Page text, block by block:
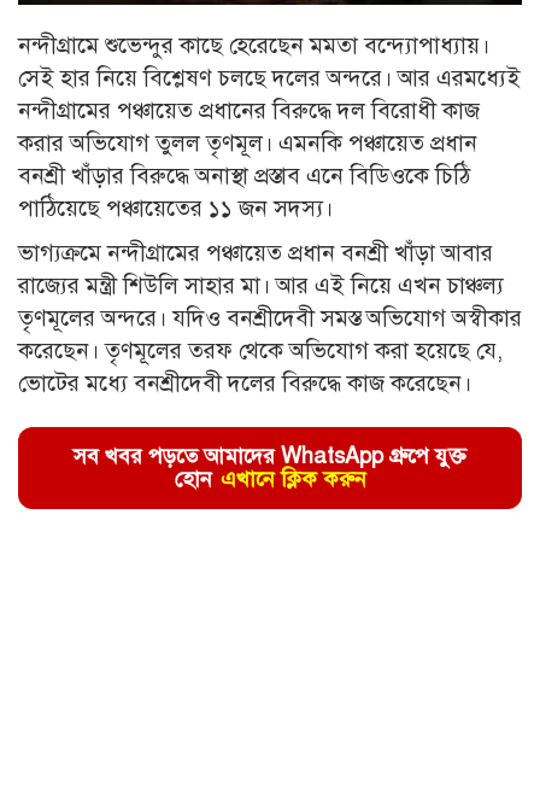
নন্দীগ্রামে শুভেন্দুর কাছে হেরেছেন মমতা বন্দ্যোপাধ্যায়।
সেই হার নিয়ে বিশ্লেষণ চলছে দলের অন্দরে। আর এরমধ্যেই
নন্দীগ্রামের পঞ্চায়েত প্রধানের বিরুদ্ধে দল বিরোধী কাজ
করার অভিযোগ তুলল তৃণমূল। এমনকি পঞ্চায়েত প্রধান
বনশ্রী খাঁড়ার বিরুদ্ধে অনাস্থা প্রস্তাব এনে বিডিওকে চিঠি
পাঠিয়েছে পঞ্চায়েতের ১১ জন সদস্য।
ভাগ্যক্রমে নন্দীগ্রামের পঞ্চায়েত প্রধান বনশ্রী খাঁড়া আবার
রাজ্যের মন্ত্রী শিউলি সাহার মা। আর এই নিয়ে এখন চাঞ্চল্য
তৃণমূলের অন্দরে। যদিও বনশ্রীদেবী সমস্ত অভিযোগ অস্বীকার
করেছেন। তৃণমূলের তরফ থেকে অভিযোগ করা হয়েছে যে,
ভোটের মধ্যে বনশ্রীদেবী দলের বিরুদ্ধে কাজ করেছেন।
সব খবর পড়তে আমাদের WhatsApp গ্রুপে যুক্ত
হোন এখানে ক্লিক করুন